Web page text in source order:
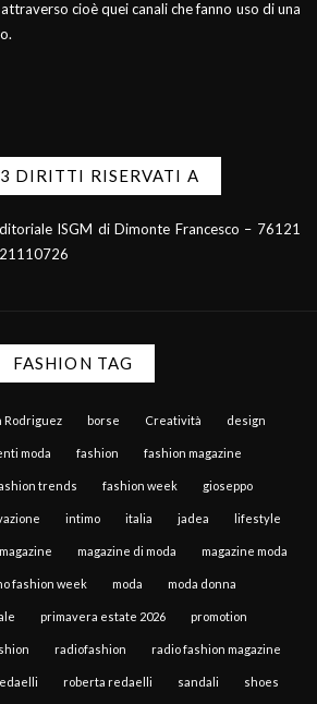
cioè quei canali che fanno uso di una
DIRITTI RISERVATI A
ISGM di Dimonte Francesco – 76121
FASHION TAG
Rodriguez borse Creatività design
moda fashion fashion magazine
trends fashion week gioseppo
intimo italia jadea lifestyle
magazine magazine di moda magazine moda
fashion week moda moda donna
primavera estate 2026 promotion
radiofashion radio fashion magazine
roberta redaelli sandali shoes